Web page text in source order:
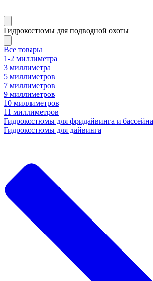
Гидрокостюмы для подводной охоты
Все товары
1-2 миллиметра
3 миллиметра
5 миллиметров
7 миллиметров
9 миллиметров
10 миллиметров
11 миллиметров
Гидрокостюмы для фридайвинга и бассейна
Гидрокостюмы для дайвинга